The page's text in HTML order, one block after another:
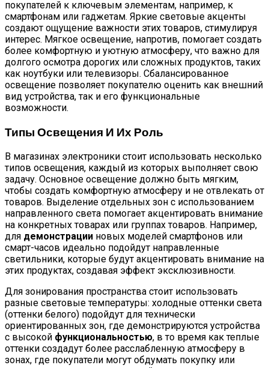
покупателей к ключевым элементам, например, к
смартфонам или гаджетам. Яркие световые акценты
создают ощущение важности этих товаров, стимулируя
интерес. Мягкое освещение, напротив, помогает создать
более комфортную и уютную атмосферу, что важно для
долгого осмотра дорогих или сложных продуктов, таких
как ноутбуки или телевизоры. Сбалансированное
освещение позволяет покупателю оценить как внешний
вид устройства, так и его функциональные
возможности.
Типы Освещения И Их Роль
В магазинах электроники стоит использовать несколько
типов освещения, каждый из которых выполняет свою
задачу. Основное освещение должно быть мягким,
чтобы создать комфортную атмосферу и не отвлекать от
товаров. Выделение отдельных зон с использованием
направленного света помогает акцентировать внимание
на конкретных товарах или группах товаров. Например,
для демонстрации новых моделей смартфонов или
смарт-часов идеально подойдут направленные
светильники, которые будут акцентировать внимание на
этих продуктах, создавая эффект эксклюзивности.
Для зонирования пространства стоит использовать
разные световые температуры: холодные оттенки света
(оттенки белого) подойдут для технически
ориентированных зон, где демонстрируются устройства
с высокой функциональностью, в то время как теплые
оттенки создадут более расслабленную атмосферу в
зонах, где покупатели могут обдумать покупку или